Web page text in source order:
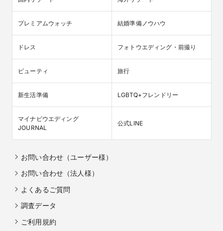
プレミアムウォッチ 結婚準備ノウハウ
ドレス フォトウエディング・前撮り
ビューティ 旅行
新生活準備 LGBTQ+フレンドリー
マイナビウエディング
JOURNAL
公式LINE
お問い合わせ（ユーザー様）
お問い合わせ（法人様）
よくあるご質問
調査データ
ご利用規約